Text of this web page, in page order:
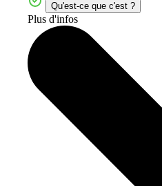
Qu'est-ce que c'est ?
Plus d'infos